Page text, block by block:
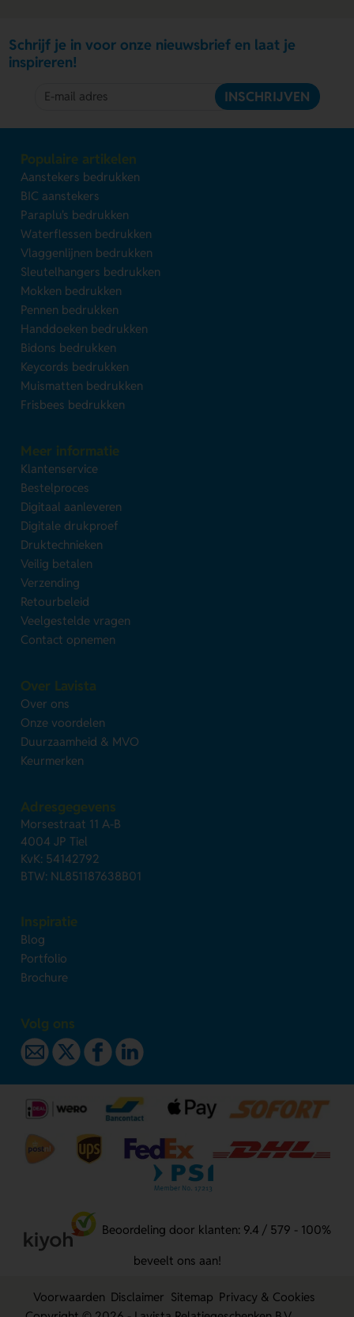
Schrijf je in voor onze nieuwsbrief en laat je
inspireren!
INSCHRIJVEN
Populaire artikelen
Aanstekers bedrukken
BIC aanstekers
Paraplu's bedrukken
Waterflessen bedrukken
Vlaggenlijnen bedrukken
Sleutelhangers bedrukken
Mokken bedrukken
Pennen bedrukken
Handdoeken bedrukken
Bidons bedrukken
Keycords bedrukken
Muismatten bedrukken
Frisbees bedrukken
Meer informatie
Klantenservice
Bestelproces
Digitaal aanleveren
Digitale drukproef
Druktechnieken
Veilig betalen
Verzending
Retourbeleid
Veelgestelde vragen
Contact opnemen
Over Lavista
Over ons
Onze voordelen
Duurzaamheid & MVO
Keurmerken
Adresgegevens
Morsestraat 11 A-B
4004 JP Tiel
KvK: 54142792
BTW: NL851187638B01
Inspiratie
Blog
Portfolio
Brochure
Volg ons
Beoordeling door klanten: 9.4 / 579 - 100%
beveelt ons aan!
Voorwaarden Disclaimer Sitemap Privacy & Cookies